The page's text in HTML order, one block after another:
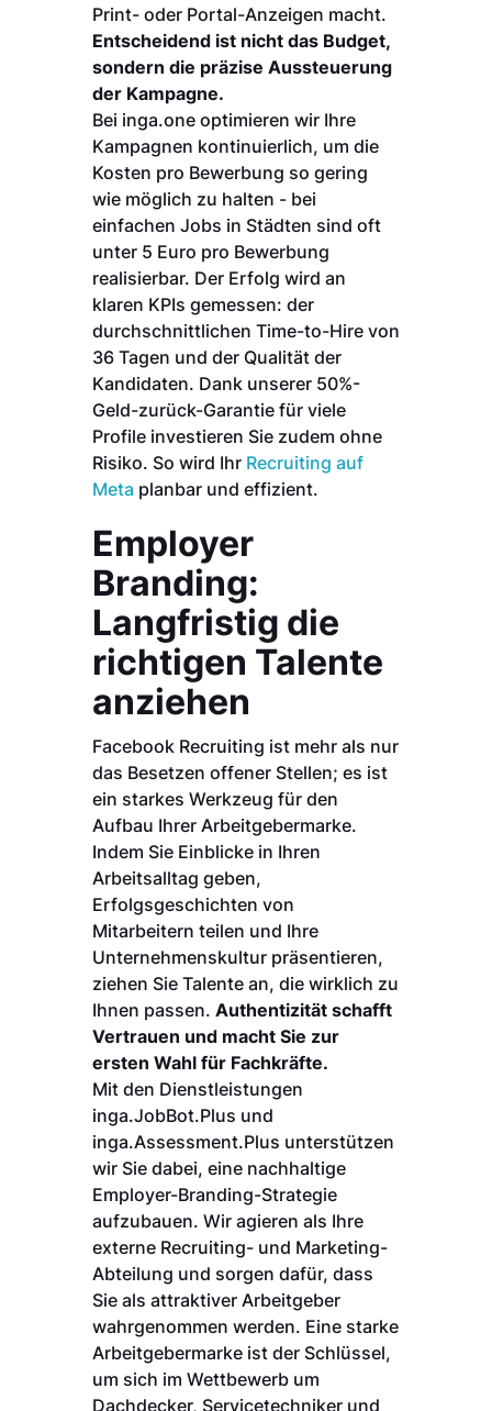
Print- oder Portal-Anzeigen macht.
Entscheidend ist nicht das Budget,
sondern die präzise Aussteuerung
der Kampagne.
Bei inga.one optimieren wir Ihre
Kampagnen kontinuierlich, um die
Kosten pro Bewerbung so gering
wie möglich zu halten - bei
einfachen Jobs in Städten sind oft
unter 5 Euro pro Bewerbung
realisierbar. Der Erfolg wird an
klaren KPIs gemessen: der
durchschnittlichen Time-to-Hire von
36 Tagen und der Qualität der
Kandidaten. Dank unserer 50%-
Geld-zurück-Garantie für viele
Profile investieren Sie zudem ohne
Risiko. So wird Ihr Recruiting auf
Meta planbar und effizient.
Employer
Branding:
Langfristig die
richtigen Talente
anziehen
Facebook Recruiting ist mehr als nur
das Besetzen offener Stellen; es ist
ein starkes Werkzeug für den
Aufbau Ihrer Arbeitgebermarke.
Indem Sie Einblicke in Ihren
Arbeitsalltag geben,
Erfolgsgeschichten von
Mitarbeitern teilen und Ihre
Unternehmenskultur präsentieren,
ziehen Sie Talente an, die wirklich zu
Ihnen passen. Authentizität schafft
Vertrauen und macht Sie zur
ersten Wahl für Fachkräfte.
Mit den Dienstleistungen
inga.JobBot.Plus und
inga.Assessment.Plus unterstützen
wir Sie dabei, eine nachhaltige
Employer-Branding-Strategie
aufzubauen. Wir agieren als Ihre
externe Recruiting- und Marketing-
Abteilung und sorgen dafür, dass
Sie als attraktiver Arbeitgeber
wahrgenommen werden. Eine starke
Arbeitgebermarke ist der Schlüssel,
um sich im Wettbewerb um
Dachdecker, Servicetechniker und